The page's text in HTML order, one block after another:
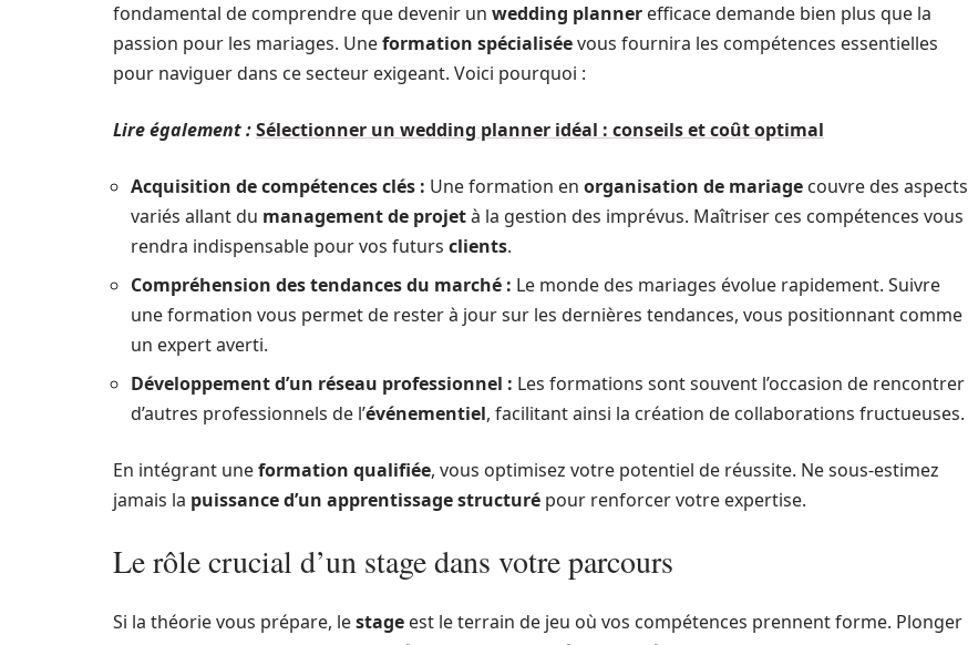
fondamental de comprendre que devenir un wedding planner efficace demande bien plus que la
passion pour les mariages. Uneformation spécialiséevous fournira les compétences essentielles
pour naviguer dans ce secteur exigeant. Voici pourquoi :
Lire également :Sélectionner un wedding planner idéal : conseils et coût optimal
Acquisition de compétences clés : Une formation en organisation de mariage couvre des aspects
variés allant du management de projetà la gestion des imprévus. Maîtriser ces compétences vous
rendra indispensable pour vos futurs clients.
Compréhension des tendances du marché : Le monde des mariages évolue rapidement. Suivre
une formation vous permet de rester à jour sur les dernières tendances, vous positionnant comme
un expert averti.
Développement d’un réseau professionnel : Les formations sont souvent l’occasion de rencontrer
d’autres professionnels de l’événementiel, facilitant ainsi la création de collaborations fructueuses.
En intégrant uneformation qualifiée, vous optimisez votre potentiel de réussite. Ne sous-estimez
jamais la puissance d’un apprentissage structuré pour renforcer votre expertise.
Le rôle crucial d’un stage dans votre parcours
Si la théorie vous prépare, lestage est le terrain de jeu où vos compétences prennent forme. Plonger